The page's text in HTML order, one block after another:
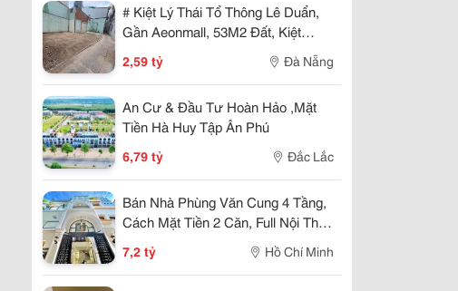
# Kiệt Lý Thái Tổ Thông Lê Duẩn,
Gần Aeonmall, 53M2 Đất, Kiệt
2,59 tỷ Đà Nẵng
An Cư & Đầu Tư Hoàn Hảo ,Mặt
Tiền Hà Huy Tập Ân Phú
6,79 tỷ Đắc Lắc
Bán Nhà Phùng Văn Cung 4 Tầng,
Cách Mặt Tiền 2 Căn, Full Nội Thất,
7,2 tỷ Hồ Chí Minh